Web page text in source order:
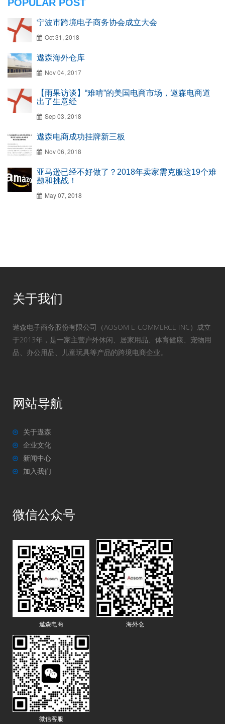
POPULAR POST
宁波市跨境电子商务协会成立大会
Oct 31, 2018
遨森海外仓库
Nov 04, 2017
【雨果访谈】“难啃”的美国电商市场，遨森电商道
出了生意经
Sep 03, 2018
遨森电商成功挂牌新三板
Nov 06, 2018
亚马逊已经不好做了？2018年卖家需克服这19个难
题和挑战！
May 07, 2018
关于我们
遨森电子商务股份有限公司（AOSOM E-COMMERCE INC）成立
于2013年，是一家主营户外休闲、居家用品、体育健康、宠物用
品、办公用品、儿童玩具等产品的跨境电商企业。
网站导航
关于遨森
企业文化
新闻中心
加入我们
微信公众号
遨森电商 海外仓
微信客服